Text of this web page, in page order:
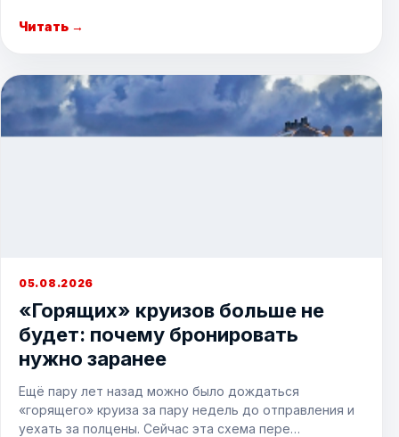
Читать →
05.08.2026
«Горящих» круизов больше не
будет: почему бронировать
нужно заранее
Ещё пару лет назад можно было дождаться
«горящего» круиза за пару недель до отправления и
уехать за полцены. Сейчас эта схема пере…